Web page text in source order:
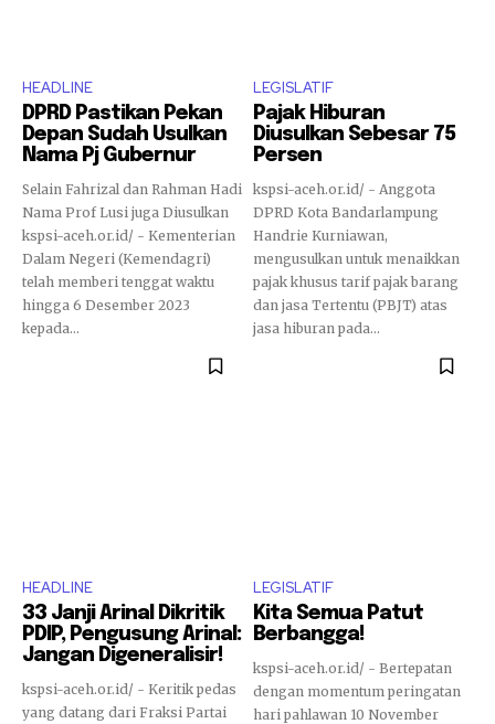
HEADLINE
DPRD Pastikan Pekan
Depan Sudah Usulkan
Nama Pj Gubernur
Selain Fahrizal dan Rahman Hadi
Nama Prof Lusi juga Diusulkan
kspsi-aceh.or.id/ - Kementerian
Dalam Negeri (Kemendagri)
telah memberi tenggat waktu
hingga 6 Desember 2023
kepada...
LEGISLATIF
Pajak Hiburan
Diusulkan Sebesar 75
Persen
kspsi-aceh.or.id/ - Anggota
DPRD Kota Bandarlampung
Handrie Kurniawan,
mengusulkan untuk menaikkan
pajak khusus tarif pajak barang
dan jasa Tertentu (PBJT) atas
jasa hiburan pada...
HEADLINE
33 Janji Arinal Dikritik
PDIP, Pengusung Arinal:
Jangan Digeneralisir!
kspsi-aceh.or.id/ - Keritik pedas
yang datang dari Fraksi Partai
LEGISLATIF
Kita Semua Patut
Berbangga!
kspsi-aceh.or.id/ - Bertepatan
dengan momentum peringatan
hari pahlawan 10 November